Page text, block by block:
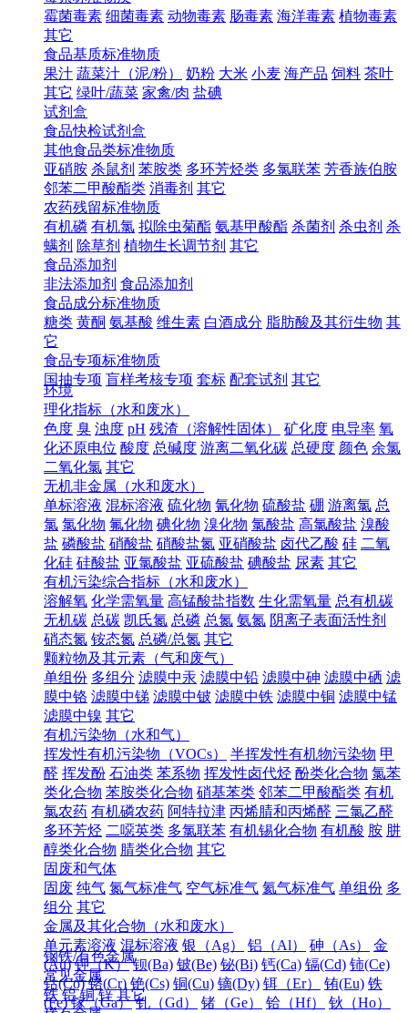
霉菌毒素 细菌毒素 动物毒素 肠毒素 海洋毒素 植物毒素
其它
食品基质标准物质
果汁 蔬菜汁（泥/粉） 奶粉 大米 小麦 海产品 饲料 茶叶
其它 绿叶/蔬菜 家禽/肉 盐碘
试剂盒
食品快检试剂盒
其他食品类标准物质
亚硝胺 杀鼠剂 苯胺类 多环芳烃类 多氯联苯 芳香族伯胺
邻苯二甲酸酯类 消毒剂 其它
农药残留标准物质
有机磷 有机氯 拟除虫菊酯 氨基甲酸酯 杀菌剂 杀虫剂 杀
螨剂 除草剂 植物生长调节剂 其它
食品添加剂
非法添加剂 食品添加剂
食品成分标准物质
糖类 黄酮 氨基酸 维生素 白酒成分 脂肪酸及其衍生物 其
它
食品专项标准物质
国抽专项 盲样考核专项 套标 配套试剂 其它
环境
理化指标（水和废水）
色度 臭 浊度 pH 残渣（溶解性固体） 矿化度 电导率 氧
化还原电位 酸度 总碱度 游离二氧化碳 总硬度 颜色 余氯
二氧化氯 其它
无机非金属（水和废水）
单标溶液 混标溶液 硫化物 氰化物 硫酸盐 硼 游离氯 总
氯 氯化物 氟化物 碘化物 溴化物 氯酸盐 高氯酸盐 溴酸
盐 磷酸盐 硝酸盐 硝酸盐氮 亚硝酸盐 卤代乙酸 硅 二氧
化硅 硅酸盐 亚氯酸盐 亚硫酸盐 碘酸盐 尿素 其它
有机污染综合指标（水和废水）
溶解氧 化学需氧量 高锰酸盐指数 生化需氧量 总有机碳
无机碳 总碳 凯氏氮 总磷 总氮 氨氮 阴离子表面活性剂
硝态氮 铵态氮 总磷/总氮 其它
颗粒物及其元素（气和废气）
单组份 多组分 滤膜中汞 滤膜中铅 滤膜中砷 滤膜中硒 滤
膜中铬 滤膜中锑 滤膜中铍 滤膜中铁 滤膜中铜 滤膜中锰
滤膜中镍 其它
有机污染物（水和气）
挥发性有机污染物（VOCs）
半挥发性有机物污染物 甲
醛 挥发酚 石油类 苯系物 挥发性卤代烃 酚类化合物 氯苯
类化合物 苯胺类化合物 硝基苯类 邻苯二甲酸酯类 有机
氯农药 有机磷农药 阿特拉津 丙烯腈和丙烯醛 三氯乙醛
多环芳烃 二噁英类 多氯联苯 有机锡化合物 有机酸 胺 肼
醇类化合物 腈类化合物 其它
固废和气体
固废 纯气 氮气标准气 空气标准气 氦气标准气 单组份 多
组分 其它
金属及其化合物（水和废水）
单元素溶液 混标溶液 银（Ag） 铝（Al） 砷（As）
金
(Au) 钾（K） 钡(Ba) 铍(Be) 铋(Bi) 钙(Ca) 镉(Cd) 铈(Ce)
钴(Co) 铬(Cr) 铯(Cs) 铜(Cu) 镝(Dy) 铒（Er） 铕(Eu) 铁
(Fe) 镓（Ga） 钆（Gd） 锗（Ge） 铪（Hf）
钬（Ho）
钢铁/有色金属
常见金属
铁 铝 铜 锌 其它